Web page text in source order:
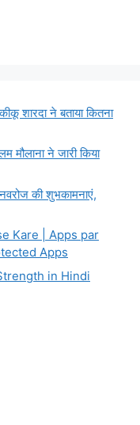
शारदा ने बताया कितना
मौलाना ने जारी किया
की शुभकामनाएं,
Kare | Apps par
Apps
in Hindi